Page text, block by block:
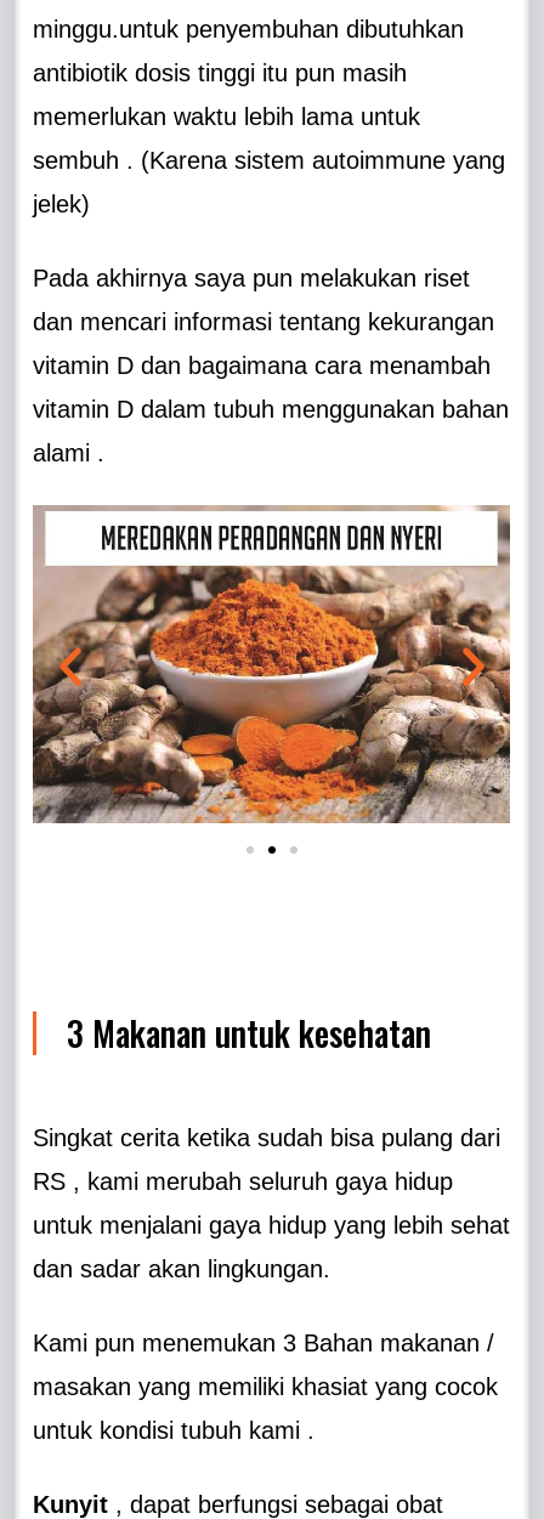
minggu.untuk penyembuhan dibutuhkan
antibiotik dosis tinggi itu pun masih
memerlukan waktu lebih lama untuk
sembuh . (Karena sistem autoimmune yang
jelek)
Pada akhirnya saya pun melakukan riset
dan mencari informasi tentang kekurangan
vitamin D dan bagaimana cara menambah
vitamin D dalam tubuh menggunakan bahan
alami .
3 Makanan untuk kesehatan
Singkat cerita ketika sudah bisa pulang dari
RS , kami merubah seluruh gaya hidup
untuk menjalani gaya hidup yang lebih sehat
dan sadar akan lingkungan.
Kami pun menemukan 3 Bahan makanan /
masakan yang memiliki khasiat yang cocok
untuk kondisi tubuh kami .
Kunyit , dapat berfungsi sebagai obat